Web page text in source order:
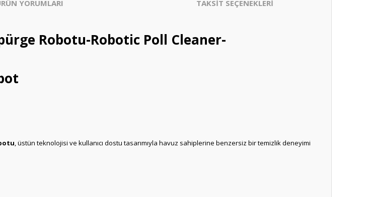
YORUMLARI TAKSİT SEÇENEKLERİ
Robotu-Robotic Poll Cleaner-
, üstün teknolojisi ve kullanıcı dostu tasarımıyla havuz sahiplerine benzersiz bir temizlik deneyimi